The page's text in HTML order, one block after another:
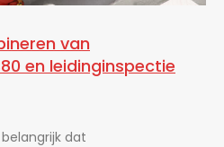
van
en leidinginspectie
belangrijk dat